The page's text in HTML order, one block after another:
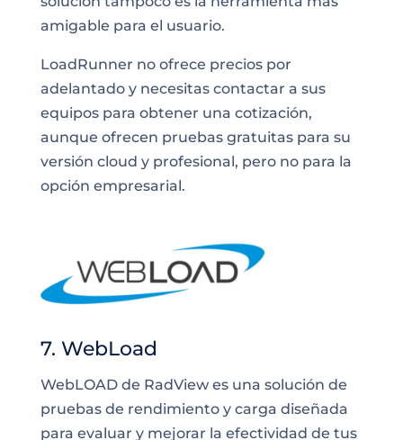
amigable para el usuario.
LoadRunner no ofrece precios por
adelantado y necesitas contactar a sus
equipos para obtener una cotización,
aunque ofrecen pruebas gratuitas para su
versión cloud y profesional, pero no para la
opción empresarial.
7. WebLoad
WebLOAD de RadView es una solución de
pruebas de rendimiento y carga diseñada
para evaluar y mejorar la efectividad de tus